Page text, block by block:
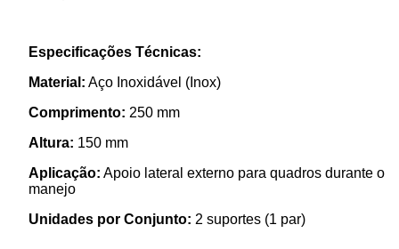
Especificações Técnicas:
Material: Aço Inoxidável (Inox)
Comprimento: 250 mm
Altura: 150 mm
Aplicação: Apoio lateral externo para quadros durante o
manejo
Unidades por Conjunto: 2 suportes (1 par)